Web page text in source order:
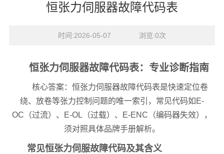
恒张力伺服器故障代码表
时间:2026-05-07    浏览:0次
恒张力伺服器故障代码表：专业诊断指南
核心答案：恒张力伺服器故障代码表是快速定位卷
绕、放卷等张力控制问题的唯一索引，常见代码如E-
OC（过流）、E-OL（过载）、E-ENC（编码器失效），
须对照具体品牌手册解析。
常见恒张力伺服故障代码及其含义